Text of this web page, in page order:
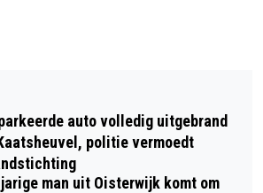
DE MOER
EFTELING BOSRIJK
144 BEDDEN
auto volledig uitgebrand
politie vermoedt
man uit Oisterwijk komt om